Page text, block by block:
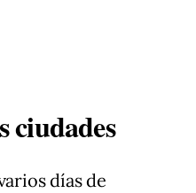
ciudades
días de